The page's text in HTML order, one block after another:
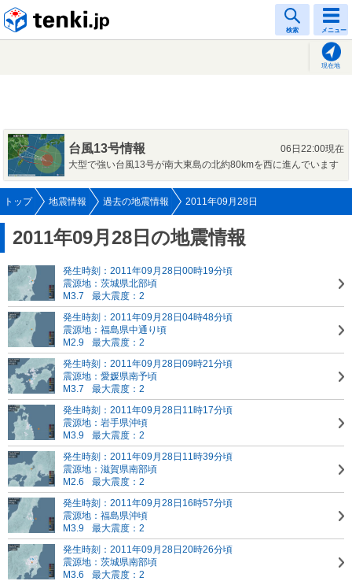
検索 メニュー
現在地
台風13号情報
06日22:00現在
大型で強い台風13号が南大東島の北約80kmを西に進んでいます
トップ 地震情報 過去の地震情報 2011年09月28日
2011年09月28日の地震情報
発生時刻：2011年09月28日00時19分頃
震源地：茨城県北部頃
M3.7
最大震度：2
発生時刻：2011年09月28日04時48分頃
震源地：福島県中通り頃
M2.9
最大震度：2
発生時刻：2011年09月28日09時21分頃
震源地：愛媛県南予頃
M3.7
最大震度：2
発生時刻：2011年09月28日11時17分頃
震源地：岩手県沖頃
M3.9
最大震度：2
発生時刻：2011年09月28日11時39分頃
震源地：滋賀県南部頃
M2.6
最大震度：2
発生時刻：2011年09月28日16時57分頃
震源地：福島県沖頃
M3.9
最大震度：2
発生時刻：2011年09月28日20時26分頃
震源地：茨城県南部頃
M3.6
最大震度：2